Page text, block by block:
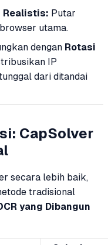
Realistis: Putar
utama.
dengan Rotasi
IP
dari ditandai
CapSolver
secara lebih baik,
tradisional
yang Dibangun